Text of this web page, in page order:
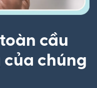
cầu
chúng